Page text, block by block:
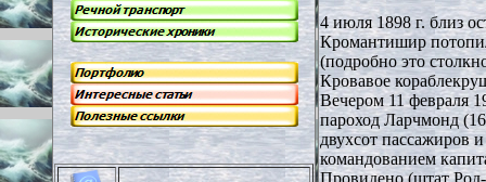
4 июля 1898 г. близ
Кромантишир
(подробно это
Кровавое
Вечером 11 февраля
пароход Ларчмонд
двухсот пассажиров
командованием
Провидено (штат